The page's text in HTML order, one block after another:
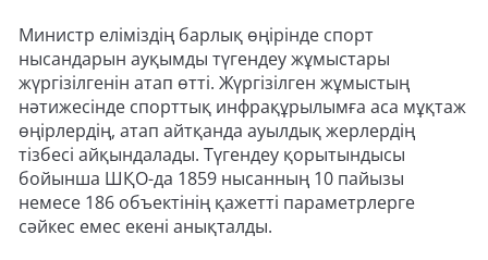
Министр еліміздің барлық өңірінде спорт
нысандарын ауқымды түгендеу жұмыстары
жүргізілгенін атап өтті. Жүргізілген жұмыстың
нәтижесінде спорттық инфрақұрылымға аса мұқтаж
өңірлердің, атап айтқанда ауылдық жерлердің
тізбесі айқындалады. Түгендеу қорытындысы
бойынша ШҚО-да 1859 нысанның 10 пайызы
немесе 186 объектінің қажетті параметрлерге
сәйкес емес екені анықталды.